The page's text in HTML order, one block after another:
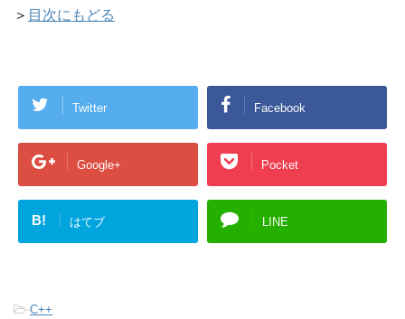
＞ 目次にもどる
Twitter Facebook
Google+ Pocket
B! はてブ LINE
-C++